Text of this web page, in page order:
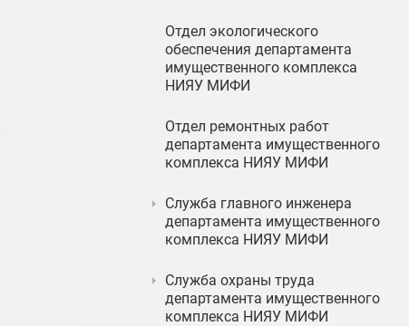
Отдел экологического
обеспечения департамента
имущественного комплекса
НИЯУ МИФИ
Отдел ремонтных работ
департамента имущественного
комплекса НИЯУ МИФИ
Служба главного инженера
департамента имущественного
комплекса НИЯУ МИФИ
Служба охраны труда
департамента имущественного
комплекса НИЯУ МИФИ